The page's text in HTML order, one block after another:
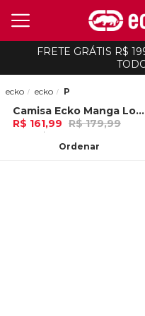
FRETE GRÁTIS R$
Ordenar
ecko ecko P
-10%
Camisa Ecko Manga Longa Xadrez Preta
R$ 161,99 R$ 179,99
5x de R$ 32,39 Ou